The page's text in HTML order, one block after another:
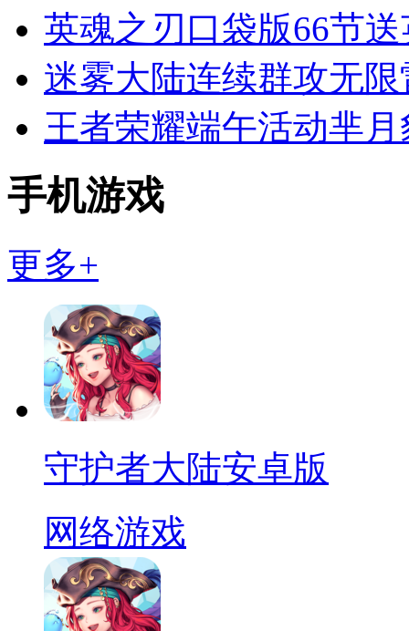
英魂之刃口袋版66节
迷雾大陆连续群攻无
王者荣耀端午活动芈
手机游戏
更多+
守护者大陆安卓版
网络游戏